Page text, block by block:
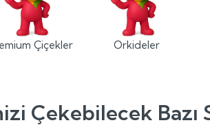
Çiçekler Orkideler
Çekebilecek Bazı